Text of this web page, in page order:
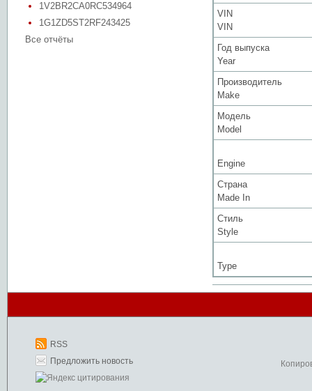
1V2BR2CA0RC534964
1G1ZD5ST2RF243425
Все отчёты
VIN
VIN
Год выпуска
Year
Производитель
Make
Модель
Model
Engine
Страна
Made In
Стиль
Style
Type
RSS
Предложить новость